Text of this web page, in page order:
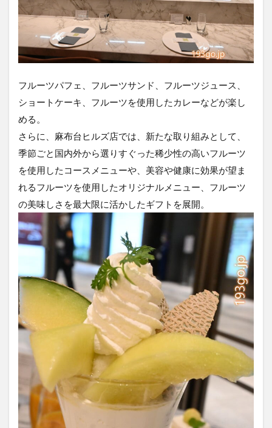
フルーツパフェ、フルーツサンド、フルーツジュース、
ショートケーキ、フルーツを使用したカレーなどが楽し
める。
さらに、麻布台ヒルズ店では、新たな取り組みとして、
季節ごと国内外から選りすぐった稀少性の高いフルーツ
を使用したコースメニューや、美容や健康に効果が望ま
れるフルーツを使用したオリジナルメニュー、フルーツ
の美味しさを最大限に活かしたギフトを展開。